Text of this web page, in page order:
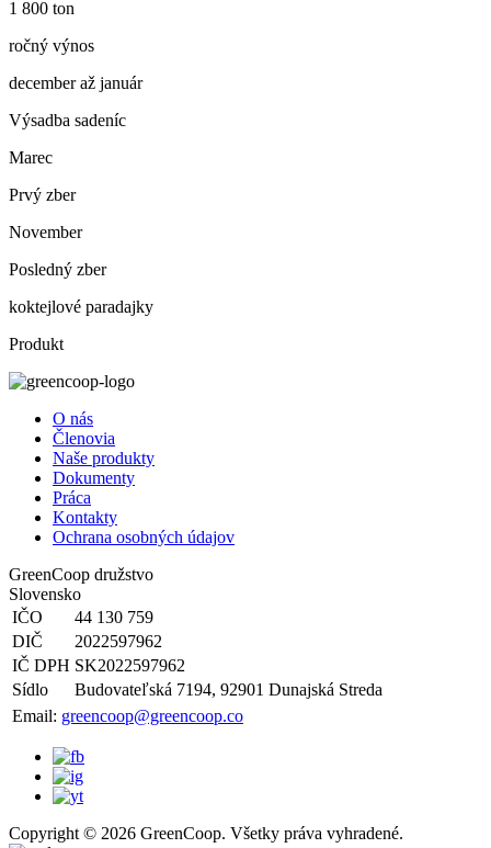
1 800 ton
ročný výnos
december až január
Výsadba sadeníc
Marec
Prvý zber
November
Posledný zber
koktejlové paradajky
Produkt
O nás
Členovia
Naše produkty
Dokumenty
Práca
Kontakty
Ochrana osobných údajov
GreenCoop družstvo
Slovensko
IČO
44 130 759
DIČ
2022597962
IČ DPH SK2022597962
Sídlo
Budovateľská 7194, 92901 Dunajská Streda
Email: greencoop@greencoop.co
Copyright © 2026 GreenCoop. Všetky práva vyhradené.